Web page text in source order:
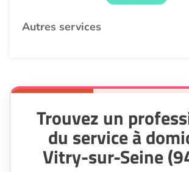
Autres services
Trouvez un
du service à
Vitry-sur-Seine